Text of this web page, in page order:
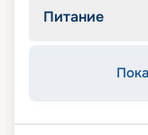
Питание